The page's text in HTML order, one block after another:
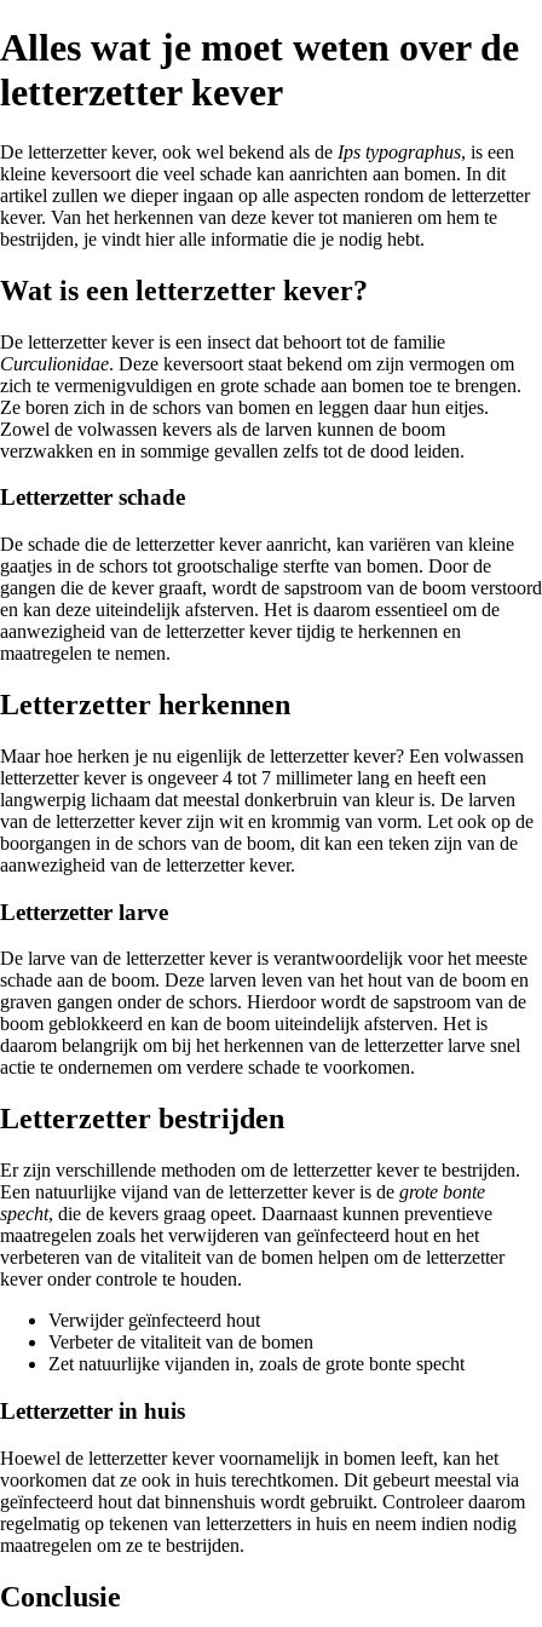
Alles wat je moet weten over de
letterzetter kever
De letterzetter kever, ook wel bekend als de Ips typographus, is een
kleine keversoort die veel schade kan aanrichten aan bomen. In dit
artikel zullen we dieper ingaan op alle aspecten rondom de letterzetter
kever. Van het herkennen van deze kever tot manieren om hem te
bestrijden, je vindt hier alle informatie die je nodig hebt.
Wat is een letterzetter kever?
De letterzetter kever is een insect dat behoort tot de familie
Curculionidae. Deze keversoort staat bekend om zijn vermogen om
zich te vermenigvuldigen en grote schade aan bomen toe te brengen.
Ze boren zich in de schors van bomen en leggen daar hun eitjes.
Zowel de volwassen kevers als de larven kunnen de boom
verzwakken en in sommige gevallen zelfs tot de dood leiden.
Letterzetter schade
De schade die de letterzetter kever aanricht, kan variëren van kleine
gaatjes in de schors tot grootschalige sterfte van bomen. Door de
gangen die de kever graaft, wordt de sapstroom van de boom verstoord
en kan deze uiteindelijk afsterven. Het is daarom essentieel om de
aanwezigheid van de letterzetter kever tijdig te herkennen en
maatregelen te nemen.
Letterzetter herkennen
Maar hoe herken je nu eigenlijk de letterzetter kever? Een volwassen
letterzetter kever is ongeveer 4 tot 7 millimeter lang en heeft een
langwerpig lichaam dat meestal donkerbruin van kleur is. De larven
van de letterzetter kever zijn wit en krommig van vorm. Let ook op de
boorgangen in de schors van de boom, dit kan een teken zijn van de
aanwezigheid van de letterzetter kever.
Letterzetter larve
De larve van de letterzetter kever is verantwoordelijk voor het meeste
schade aan de boom. Deze larven leven van het hout van de boom en
graven gangen onder de schors. Hierdoor wordt de sapstroom van de
boom geblokkeerd en kan de boom uiteindelijk afsterven. Het is
daarom belangrijk om bij het herkennen van de letterzetter larve snel
actie te ondernemen om verdere schade te voorkomen.
Letterzetter bestrijden
Er zijn verschillende methoden om de letterzetter kever te bestrijden.
Een natuurlijke vijand van de letterzetter kever is de grote bonte
specht, die de kevers graag opeet. Daarnaast kunnen preventieve
maatregelen zoals het verwijderen van geïnfecteerd hout en het
verbeteren van de vitaliteit van de bomen helpen om de letterzetter
kever onder controle te houden.
Verwijder geïnfecteerd hout
Verbeter de vitaliteit van de bomen
Zet natuurlijke vijanden in, zoals de grote bonte specht
Letterzetter in huis
Hoewel de letterzetter kever voornamelijk in bomen leeft, kan het
voorkomen dat ze ook in huis terechtkomen. Dit gebeurt meestal via
geïnfecteerd hout dat binnenshuis wordt gebruikt. Controleer daarom
regelmatig op tekenen van letterzetters in huis en neem indien nodig
maatregelen om ze te bestrijden.
Conclusie